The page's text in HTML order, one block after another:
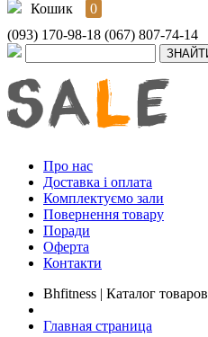
Кошик
0
(093) 170-98-18 (067) 807-74-14
Про нас
Доставка і оплата
Комплектуємо зали
Повернення товару
Поради
Оферта
Контакти
Bhfitness | Каталог товаров
Главная страница